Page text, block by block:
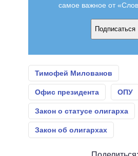
самое важное от
Подписаться
Тимофей Милованов
Офис президента ОПУ
Закон о статусе олигарха
Закон об олигархах